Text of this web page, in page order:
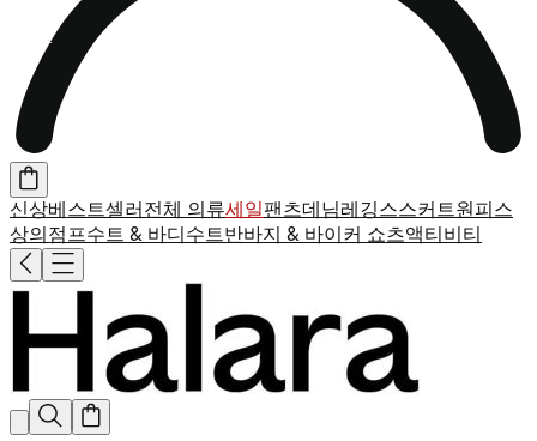
신상베스트셀러 전체 의류세일팬츠데님레깅스스커트원피스
상의 점프수트 & 바디수트반바지 & 바이커 쇼츠액티비티